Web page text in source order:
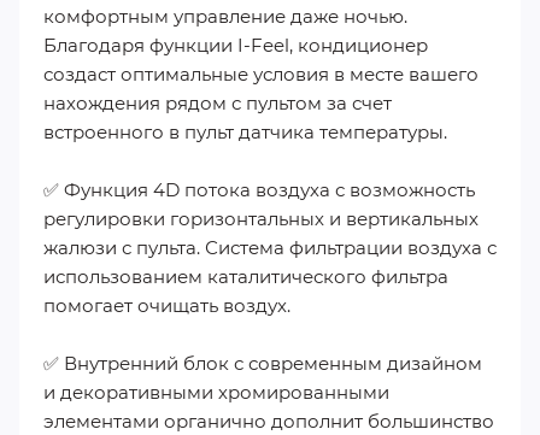
комфортным управление даже ночью.
Благодаря функции I-Feel, кондиционер
создаст оптимальные условия в месте вашего
нахождения рядом с пультом за счет
встроенного в пульт датчика температуры.
✅ Функция 4D потока воздуха с возможность
регулировки горизонтальных и вертикальных
жалюзи с пульта. Система фильтрации воздуха с
использованием каталитического фильтра
помогает очищать воздух.
✅ Внутренний блок с современным дизайном
и декоративными хромированными
элементами органично дополнит большинство